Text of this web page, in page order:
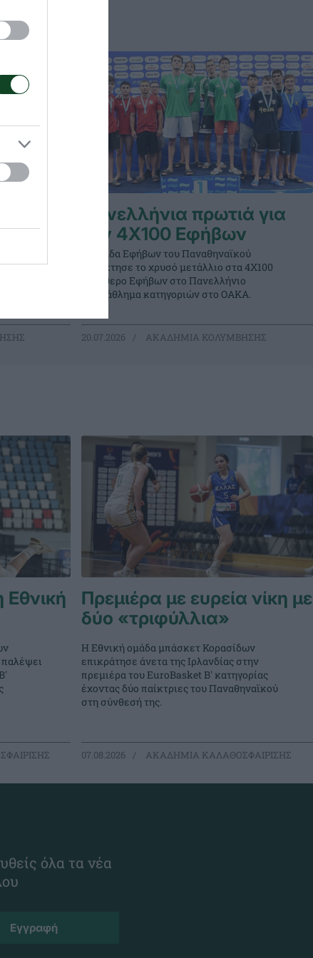
Πανελλήνια πρωτιά για
την 4Χ100 Εφήβων
Η ομάδα Εφήβων του Παναθηναϊκού
κατέκτησε το χρυσό μετάλλιο στα 4Χ100
ελεύθερο Εφήβων στο Πανελλήνιο
πρωτάθλημα κατηγοριών στο ΟΑΚΑ.
20.07.2026 ΑΚΑΔΗΜΙΑ ΚΟΛΥΜΒΗΣΗΣ
Εθνική
παλέψει
Πρεμιέρα με ευρεία νίκη με
δύο «τριφύλλια»
Η Εθνική ομάδα μπάσκετ Κορασίδων
επικράτησε άνετα της Ιρλανδίας στην
πρεμιέρα του EuroBasket Β' κατηγορίας
έχοντας δύο παίκτριες του Παναθηναϊκού
στη σύνθεσή της.
07.08.2026 ΑΚΑΔΗΜΙΑ ΚΑΛΑΘΟΣΦΑΙΡΙΣΗΣ
όλα τα νέα